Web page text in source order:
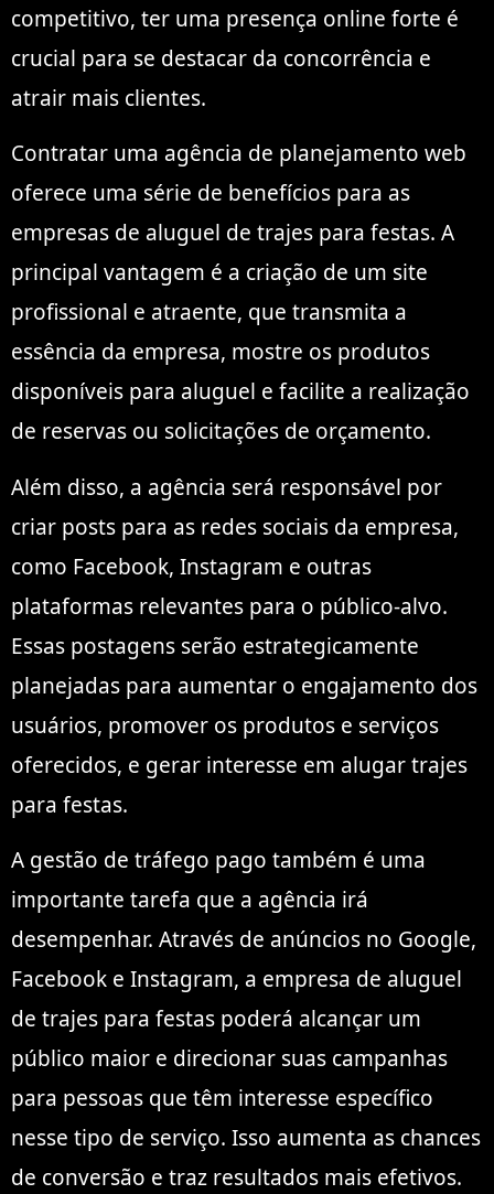
competitivo, ter uma presença online forte é
crucial para se destacar da concorrência e
atrair mais clientes.
Contratar uma agência de planejamento web
oferece uma série de benefícios para as
empresas de aluguel de trajes para festas. A
principal vantagem é a criação de um site
profissional e atraente, que transmita a
essência da empresa, mostre os produtos
disponíveis para aluguel e facilite a realização
de reservas ou solicitações de orçamento.
Além disso, a agência será responsável por
criar posts para as redes sociais da empresa,
como Facebook, Instagram e outras
plataformas relevantes para o público-alvo.
Essas postagens serão estrategicamente
planejadas para aumentar o engajamento dos
usuários, promover os produtos e serviços
oferecidos, e gerar interesse em alugar trajes
para festas.
A gestão de tráfego pago também é uma
importante tarefa que a agência irá
desempenhar. Através de anúncios no Google,
Facebook e Instagram, a empresa de aluguel
de trajes para festas poderá alcançar um
público maior e direcionar suas campanhas
para pessoas que têm interesse específico
nesse tipo de serviço. Isso aumenta as chances
de conversão e traz resultados mais efetivos.